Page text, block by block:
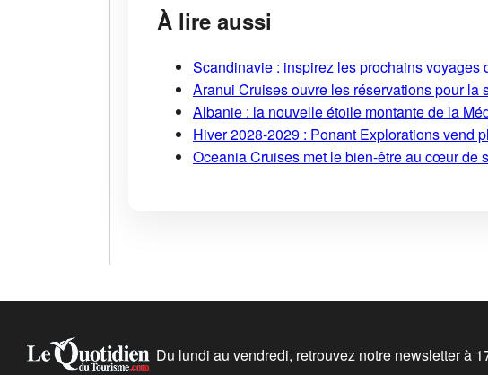
À lire aussi
Scandinavie : inspirez les prochains voyages
Aranui Cruises ouvre les réservations pour la
Albanie : la nouvelle étoile montante de la
Hiver 2028-2029 : Ponant Explorations vend
Oceania Cruises met le bien-être au cœur de
Du lundi au vendredi, retrouvez notre newsletter à